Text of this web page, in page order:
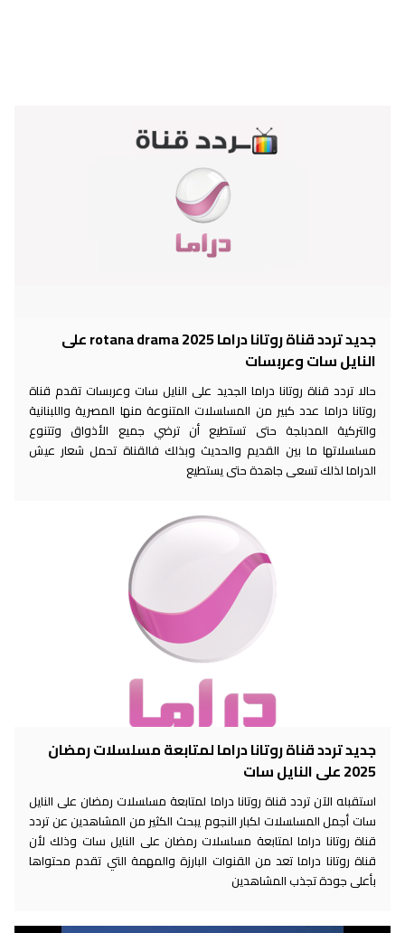
جديد تردد قناة روتانا دراما 2025 rotana drama على
النايل سات وعربسات
حالا تردد قناة روتانا دراما الجديد على النايل سات وعربسات تقدم قناة
روتانا دراما عدد كبير من المسلسلات المتنوعة منها المصرية واللبنانية
والتركية المدبلجة حتى تستطيع أن ترضي جميع الأذواق وتتنوع
مسلسلاتها ما بين القديم والحديث وبذلك فالقناة تحمل شعار عيش
الدراما لذلك تسعى جاهدة حتى يستطيع
جديد تردد قناة روتانا دراما لمتابعة مسلسلات رمضان
2025 على النايل سات
استقبله الآن تردد قناة روتانا دراما لمتابعة مسلسلات رمضان على النايل
سات أجمل المسلسلات لكبار النجوم يبحث الكثير من المشاهدين عن تردد
قناة روتانا دراما لمتابعة مسلسلات رمضان على النايل سات وذلك لأن
قناة روتانا دراما تعد من القنوات البارزة والمهمة التي تقدم محتواها
بأعلى جودة تجذب المشاهدين